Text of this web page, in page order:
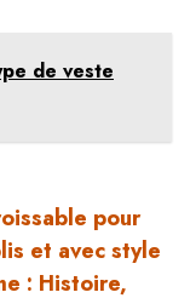
de veste
pour
et avec style
: Histoire,